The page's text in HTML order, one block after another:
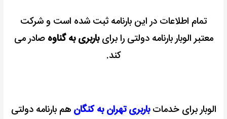
تمام اطلاعات در این بارنامه ثبت شده است و شرکت
معتبر الوبار بارنامه دولتی را برایباربری به گناوه صادر می
کند.
الوبار برای خدماتباربری تهران به کنگان هم بارنامه دولتی